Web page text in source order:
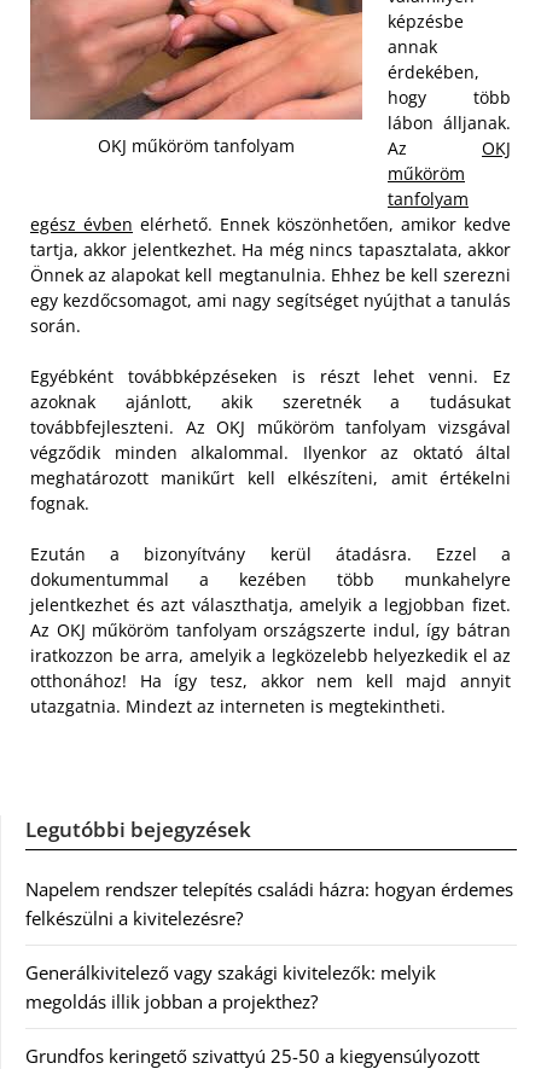
OKJ műköröm tanfolyam
képzésbe
annak
érdekében,
hogy több
lábon álljanak.
Az OKJ
műköröm
tanfolyam
egész évben elérhető. Ennek köszönhetően, amikor kedve
tartja, akkor jelentkezhet. Ha még nincs tapasztalata, akkor
Önnek az alapokat kell megtanulnia. Ehhez be kell szerezni
egy kezdőcsomagot, ami nagy segítséget nyújthat a tanulás
során.
Egyébként továbbképzéseken is részt lehet venni. Ez
azoknak ajánlott, akik szeretnék a tudásukat
továbbfejleszteni. Az OKJ műköröm tanfolyam vizsgával
végződik minden alkalommal. Ilyenkor az oktató által
meghatározott manikűrt kell elkészíteni, amit értékelni
fognak.
Ezután a bizonyítvány kerül átadásra. Ezzel a
dokumentummal a kezében több munkahelyre
jelentkezhet és azt választhatja, amelyik a legjobban fizet.
Az OKJ műköröm tanfolyam országszerte indul, így bátran
iratkozzon be arra, amelyik a legközelebb helyezkedik el az
otthonához! Ha így tesz, akkor nem kell majd annyit
utazgatnia. Mindezt az interneten is megtekintheti.
Legutóbbi bejegyzések
Napelem rendszer telepítés családi házra: hogyan érdemes
felkészülni a kivitelezésre?
Generálkivitelező vagy szakági kivitelezők: melyik
megoldás illik jobban a projekthez?
Grundfos keringető szivattyú 25-50 a kiegyensúlyozott